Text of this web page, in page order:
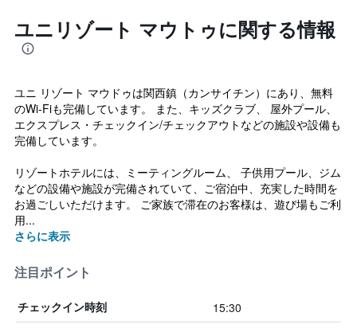
ユニリゾート マウトゥに関する情報
ユニ リゾート マウドゥは関西鎮（カンサイチン）にあり、無料
のWi-Fiも完備しています。 また、キッズクラブ、 屋外プール、
エクスプレス・チェックイン/チェックアウトなどの施設や設備も
完備しています。
リゾートホテルには、ミーティングルーム、 子供用プール、ジム
などの設備や施設が完備されていて、ご宿泊中、充実した時間を
お過ごしいただけます。 ご家族で滞在のお客様は、遊び場もご利
用...
さらに表示
注目ポイント
チェックイン時刻 15:30